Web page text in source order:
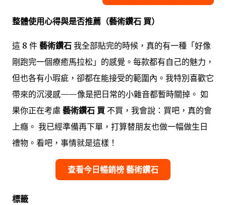
整體使用心得與是否推薦（藝術鑽石 買）
這 8 件 藝術鑽石 我全部貼完的時候，真的有一種「好像
剛跑完一個療癒馬拉松」的感覺。每款都有自己的魅力，
但也各有小瑕疵，卻都在能接受的範圍內。我特別喜歡它
帶來的沉浸感——像是把日常的小雜音都暫時關掉。 如
果你正在考慮 藝術鑽石 買 不買，我會說：買吧，真的會
上癮。 我已經準備再下單，打算替朋友也做一幅做生日
禮物。看吧，事情就是這樣！
查看今日暢銷榜 藝術鑽石
標籤